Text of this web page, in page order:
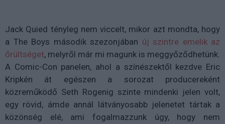
Jack Quied tényleg nem viccelt, mikor azt mondta, hogy
a The Boys második szezonjában új szintre emelik az
őrültséget, melyről már mi magunk is meggyőződhetünk.
A Comic-Con panelen, ahol a színészektől kezdve Eric
Kripkén át egészen a sorozat producereként
közreműködő Seth Rogenig szinte mindenki jelen volt,
egy rövid, ámde annál látványosabb jelenetet tártak a
közönség elé, ami fogalmazzunk úgy, hogy nem